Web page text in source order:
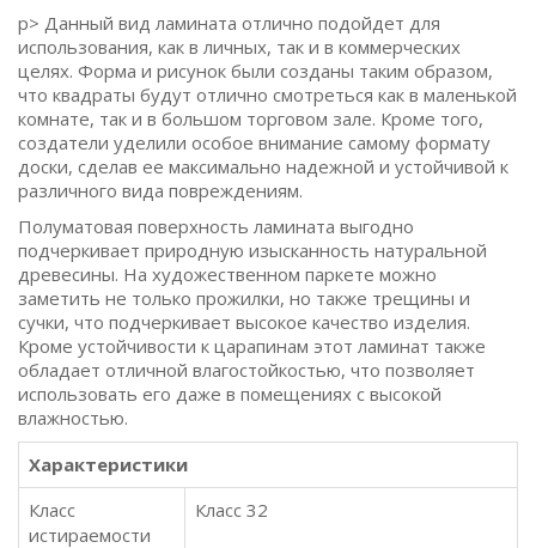
p> Данный вид ламината отлично подойдет для
использования, как в личных, так и в коммерческих
целях. Форма и рисунок были созданы таким образом,
что квадраты будут отлично смотреться как в маленькой
комнате, так и в большом торговом зале. Кроме того,
создатели уделили особое внимание самому формату
доски, сделав ее максимально надежной и устойчивой к
различного вида повреждениям.
Полуматовая поверхность ламината выгодно
подчеркивает природную изысканность натуральной
древесины. На художественном паркете можно
заметить не только прожилки, но также трещины и
сучки, что подчеркивает высокое качество изделия.
Кроме устойчивости к царапинам этот ламинат также
обладает отличной влагостойкостью, что позволяет
использовать его даже в помещениях с высокой
влажностью.
Характеристики
Класс
истираемости
Класс 32